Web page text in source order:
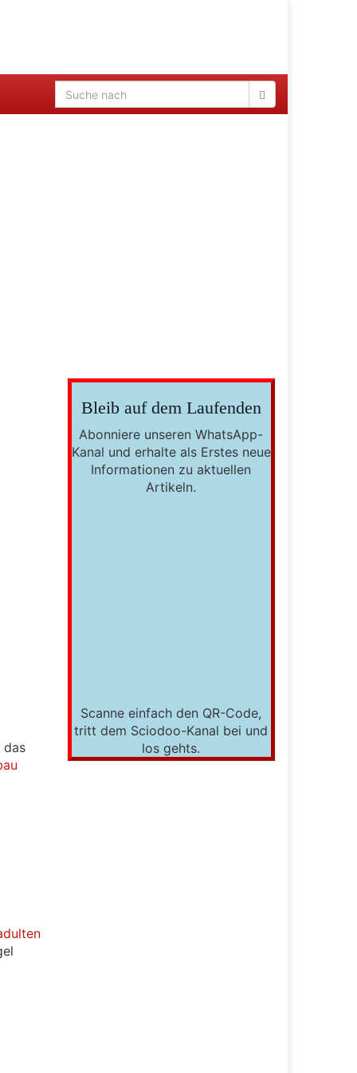
das
Bleib auf dem Laufenden
Abonniere unseren WhatsApp-
Kanal und erhalte als Erstes neue
Informationen zu aktuellen
Artikeln.
Scanne einfach den QR-Code,
tritt dem Sciodoo-Kanal bei und
los gehts.